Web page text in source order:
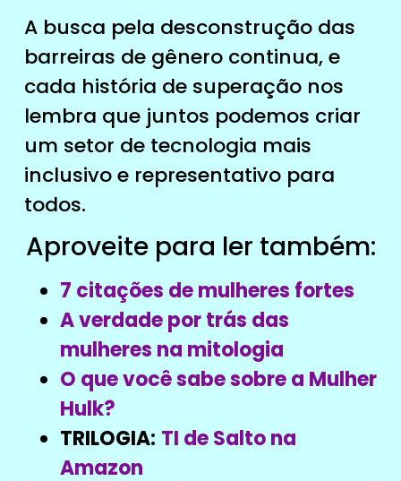
A busca pela desconstrução das
barreiras de gênero continua, e
cada história de superação nos
lembra que juntos podemos criar
um setor de tecnologia mais
inclusivo e representativo para
todos.
Aproveite para ler também:
7 citações de mulheres fortes
A verdade por trás das
mulheres na mitologia
O que você sabe sobre a Mulher
Hulk?
TRILOGIA: TI de Salto na
Amazon